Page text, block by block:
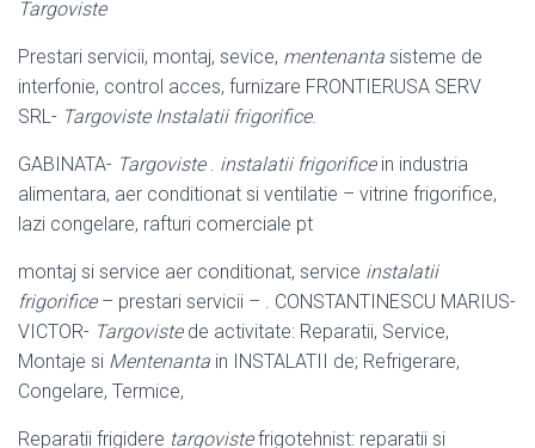
Targoviste
Prestari servicii, montaj, sevice, mentenanta sisteme de
interfonie, control acces, furnizare FRONTIERUSA SERV
SRL- Targoviste Instalatii frigorifice.
GABINATA- Targoviste. instalatii frigorificein industria
alimentara, aer conditionat si ventilatie – vitrine frigorifice,
lazi congelare, rafturi comerciale pt
montaj si service aer conditionat, service instalatii
frigorifice– prestari servicii – . CONSTANTINESCU MARIUS-
VICTOR- Targovistede activitate: Reparatii, Service,
Montaje si Mentenanta in INSTALATII de; Refrigerare,
Congelare, Termice,
Reparatii frigidere targovistefrigotehnist: reparatii si